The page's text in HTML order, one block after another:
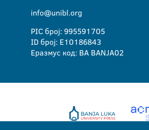
info@unibl.org
PIC број: 995591705
ID број: E10186843
Еразмус код: BA BANJA02